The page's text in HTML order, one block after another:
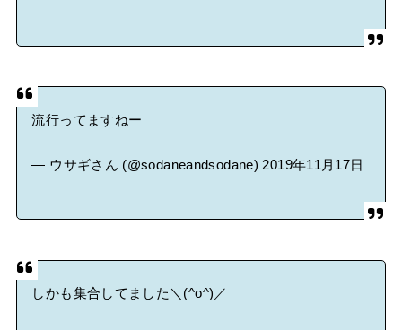
流行ってますねー
— ウサギさん (@sodaneandsodane) 2019年11月17日
しかも集合してました＼(^o^)／